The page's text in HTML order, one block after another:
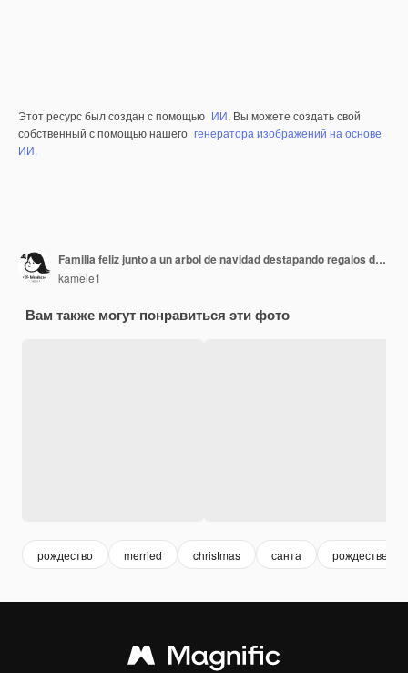
Этот ресурс был создан с помощью ИИ. Вы можете создать свой
собственный с помощью нашего генератора изображений на основе
ИИ.
Familia feliz junto a un arbol de navidad destapando regalos de navidad
kamele1
Вам также могут понравиться эти фото
рождество merried christmas санта